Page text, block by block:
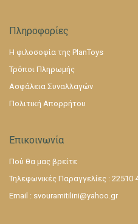
Πληροφορίες
Η φιλοσοφία της PlanToys
Τρόποι Πληρωμής
Ασφάλεια Συναλλαγών
Πολιτική Απορρήτου
Επικοινωνία
Πού θα μας βρείτε
Τηλεφωνικές Παραγγελίες : 22510
Email : svouramitilini@yahoo.gr